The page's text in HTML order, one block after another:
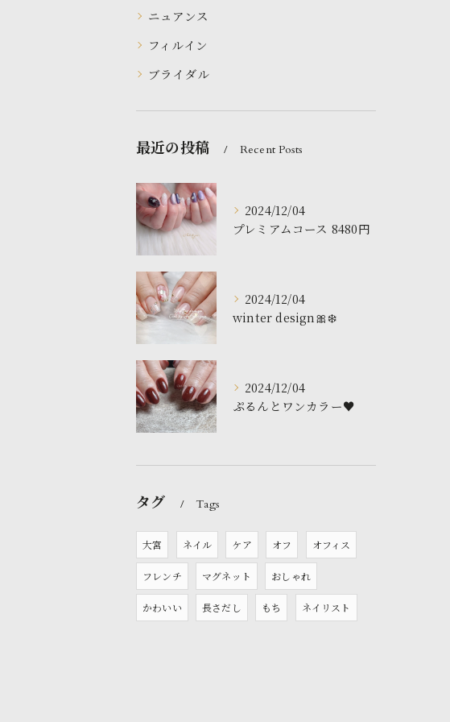
ニュアンス
フィルイン
ブライダル
最近の投稿 Recent Posts
2024/12/04
プレミアムコース 8480円
2024/12/04
winter design🎀❄️
2024/12/04
ぷるんとワンカラー♥️
タグ Tags
大宮 ネイル ケア オフ オフィス
フレンチ マグネット おしゃれ
かわいい 長さだし もち ネイリスト